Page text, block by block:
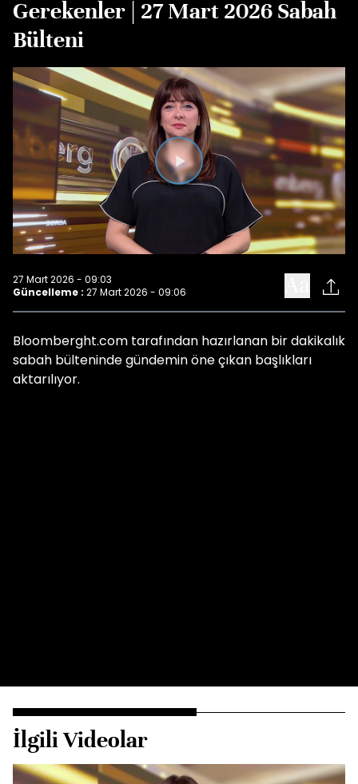
Gerekenler | 27 Mart 2026 Sabah
Bülteni
Videoyu
Oynat
27 Mart 2026 - 09:03
Güncelleme : 27 Mart 2026 - 09:06
Bloomberght.com tarafından hazırlanan bir dakikalık
sabah bülteninde gündemin öne çıkan başlıkları
aktarılıyor.
İlgili Videolar